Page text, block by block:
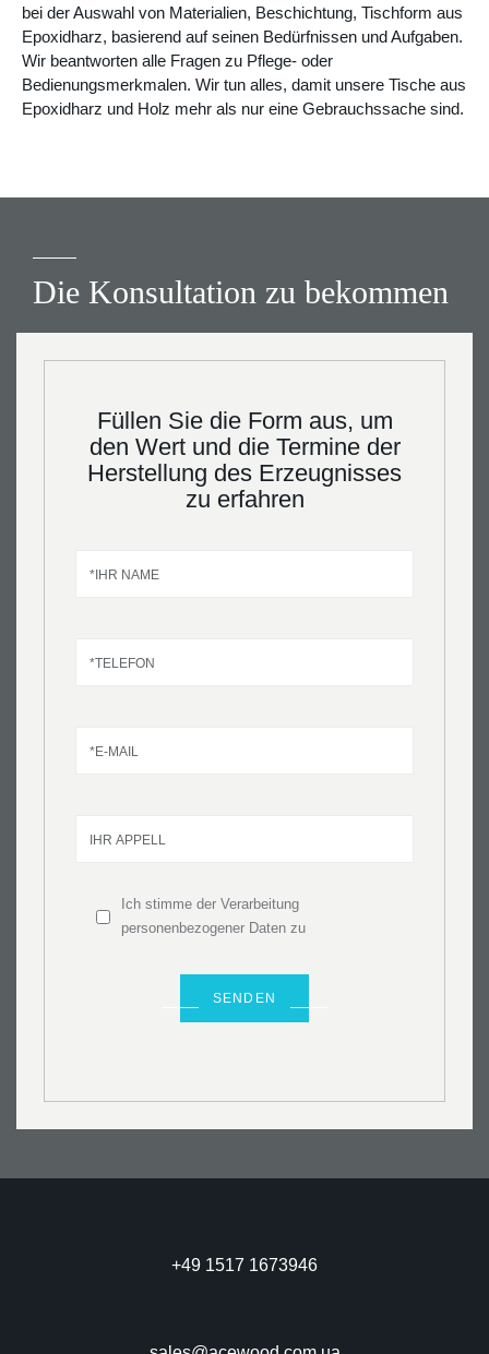
bei der Auswahl von Materialien, Beschichtung, Tischform aus
Epoxidharz, basierend auf seinen Bedürfnissen und Aufgaben.
Wir beantworten alle Fragen zu Pflege- oder
Bedienungsmerkmalen. Wir tun alles, damit unsere Tische aus
Epoxidharz und Holz mehr als nur eine Gebrauchssache sind.
Die Konsultation zu bekommen
Füllen Sie die Form aus, um
den Wert und die Termine der
Herstellung des Erzeugnisses
zu erfahren
Ich stimme der Verarbeitung
personenbezogener Daten zu
+49 1517 1673946